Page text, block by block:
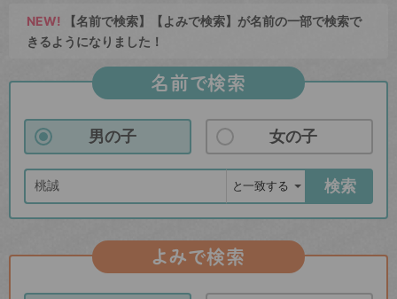
NEW! 【名前で検索】【よみで検索】が名前の一部で検索で
きるようになりました！
名前で検索
男の子 女の子
検索
よみで検索